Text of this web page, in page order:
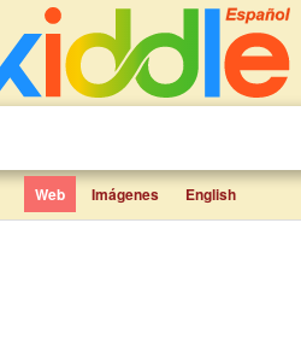
Web Imágenes English